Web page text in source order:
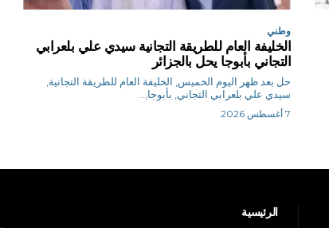
وطني
الخليفة العام للطريقة التجانية سيدي علي بلعرابي
التجاني بأبوجا يحل بالجزائر
حل بعد ظهر اليوم الخميس, الخليفة العام للطريقة التجانية,
سيدي علي بلعرابي التجاني, بأبوجا,...
7 أغسطس 2026
الرئيسية